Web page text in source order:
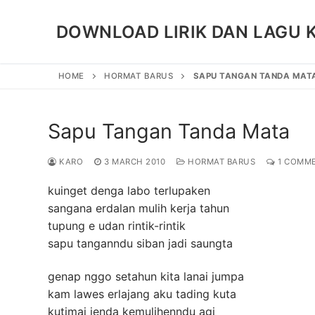
DOWNLOAD LIRIK DAN LAGU
HOME HORMAT BARUS SAPU TANGAN TANDA
Sapu Tangan Tanda Mata
KARO 3 MARCH 2010 HORMAT BARUS 1
kuinget denga labo terlupaken
sangana erdalan mulih kerja tahun
tupung e udan rintik-rintik
sapu tanganndu siban jadi saungta
genap nggo setahun kita lanai jumpa
kam lawes erlajang aku tading kuta
kutimai jenda kemulihenndu agi